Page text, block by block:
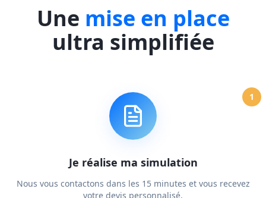
Une mise en place
ultra simplifiée
1
Je réalise ma simulation
Nous vous contactons dans les 15 minutes et vous recevez
votre devis personnalisé.